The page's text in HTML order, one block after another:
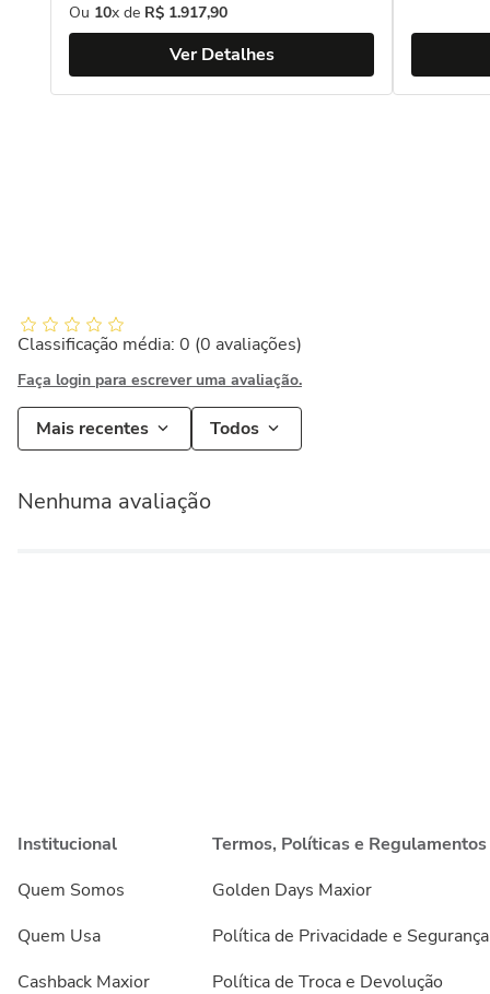
Ou 10x de R$ 1.917,90
Ver Detalhes
Classificação média: 0 (0 avaliações)
Faça login para escrever uma avaliação.
Mais recentes Todos
Nenhuma avaliação
Institucional
Quem Somos
Quem Usa
Cashback Maxior
Termos, Políticas e Regulamentos
Golden Days Maxior
Política de Privacidade e Segurança
Política de Troca e Devolução